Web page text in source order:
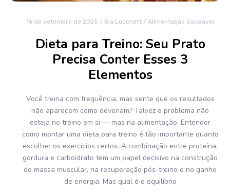
16 de setembro de 2025 / Bia Lucchett / Alimentação Saudável
Dieta para Treino: Seu Prato
Precisa Conter Esses 3
Elementos
Você treina com frequência, mas sente que os resultados
não aparecem como deveriam? Talvez o problema não
esteja no treino em si — mas na alimentação. Entender
como montar uma dieta para treino é tão importante quanto
escolher os exercícios certos. A combinação entre proteína,
gordura e carboidrato tem um papel decisivo na construção
de massa muscular, na recuperação pós-treino e no ganho
de energia. Mas qual é o equilíbrio